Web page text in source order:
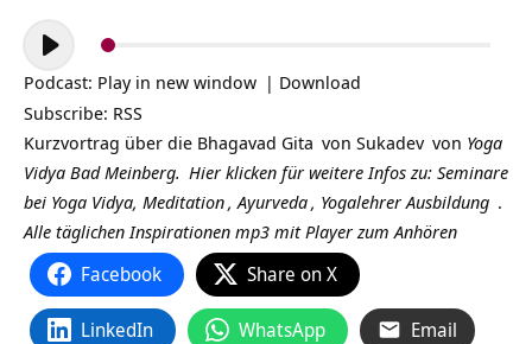
Audio-
Player
Podcast: Play in new window | Download
Subscribe: RSS
Kurzvortrag über die Bhagavad Gita von Sukadev von Yoga
Vidya Bad Meinberg. Hier klicken für weitere Infos zu: Seminare
bei Yoga Vidya, Meditation, Ayurveda, Yogalehrer Ausbildung .
Alle täglichen Inspirationen mp3 mit Player zum Anhören
Facebook Share on X
LinkedIn WhatsApp Email